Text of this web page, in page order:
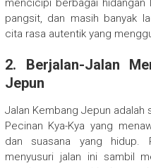
mencicipi berbagai
pangsit, dan masih banyak
cita rasa autentik yang
2. Berjalan-Jalan
Jepun
Jalan Kembang Jepun adalah
Pecinan Kya-Kya yang
dan suasana yang hidup.
menyusuri jalan ini sambil